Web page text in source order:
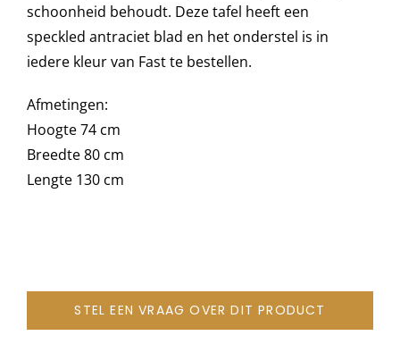
Onze merken
schoonheid behoudt. Deze tafel heeft een
speckled antraciet blad en het onderstel is in
iedere kleur van Fast te bestellen.
Afmetingen:
Hoogte 74 cm
Breedte 80 cm
Lengte 130 cm
STEL EEN VRAAG OVER DIT PRODUCT